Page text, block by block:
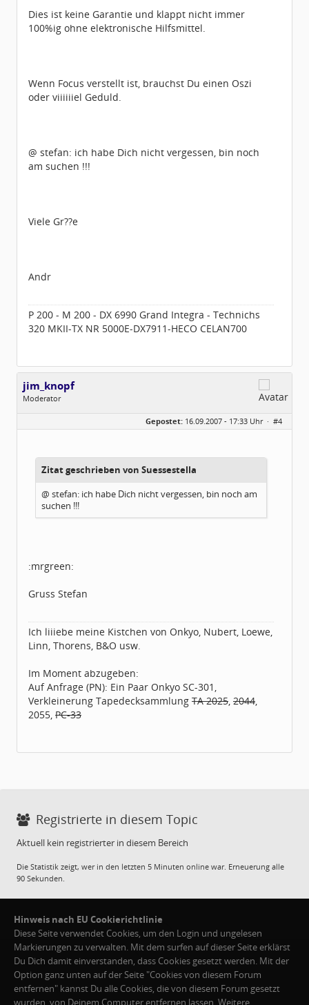
Dies ist keine Garantie und klappt nicht immer
100%ig ohne elektronische Hilfsmittel.
Wenn Focus verstellt ist, brauchst Du einen Oszi
oder viiiiiiel Geduld.
@ stefan: ich habe Dich nicht vergessen, bin noch
am suchen !!!
Viele Gr??e
Andr
P 200 - M 200 - DX 6990 Grand Integra - Technichs
320 MKII-TX NR 5000E-DX7911-HECO CELAN700
jim_knopf
Moderator
Beiträge:
1031
Gepostet: 16.09.2007 - 17:33 Uhr · #4
Zitat geschrieben von Suessestella
@ stefan: ich habe Dich nicht vergessen, bin noch am
suchen !!!
:mrgreen:
Gruss Stefan
Ich liiiebe meine Kistchen von Onkyo, Nubert, Loewe,
Linn, Thorens, B&O usw.
Im Moment abzugeben:
Auf Anfrage (PN): Ein Paar Onkyo SC-301,
Verkleinerung Tapedecksammlung TA 2025, 2044,
2055, PC-33
Registrierte in diesem Topic
Aktuell kein registrierter in diesem Bereich
Die Statistik zeigt, wer in den letzten 5 Minuten online war. Erneuerung alle
90 Sekunden.
Cookies von diesem Forum entfernen FAQ / Hilfe
Teamseite
Hinweis nach EU Cookierichtlinie
Diese Seite verwendet Cookies, um den Login und ungelesen
Markierungen zu verwalten. Mit dem surfen auf dieser Seite erklärst
Du Dich damit einverstanden, dass Cookies gesetzt werden. Mit der
Option ganz unten auf der Seite "Cookies von diesem Forum
entfernen" kannst Du alle Cookies, die von diesem Forum gesetzt
wurden, von Deinem Computer entfernen lassen. Weitere